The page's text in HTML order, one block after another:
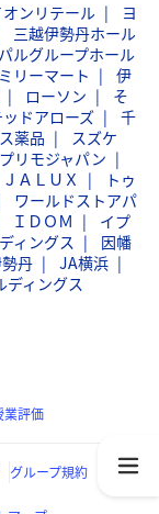
オンリテール
ヨ
三越伊勢丹ホール
パルグループホール
リーマート
伊
ローソン
そ
ドアローズ
千
薬品
スズケ
プリモジャパン
ＪＡＬＵＸ
トゥ
ワールドストアパ
ＩＤＯＭ
イプ
ィングス
因幡
丹
JA横浜
ディングス
業評価
グループ規約